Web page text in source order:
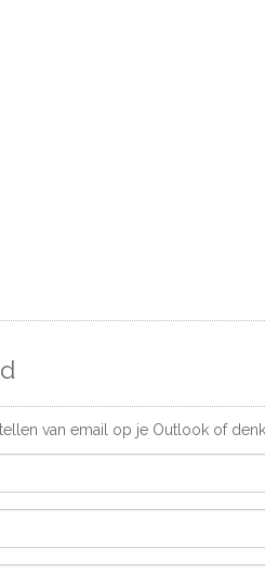
van email op je Outlook of